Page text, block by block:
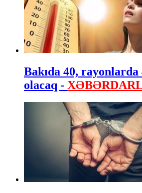
Bakıda 40, rayonlarda
olacaq -